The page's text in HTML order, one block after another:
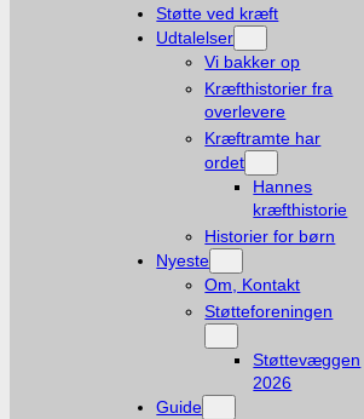
Støtte ved kræft
Udtalelser
Vi bakker op
Kræfthistorier fra
overlevere
Kræftramte har
ordet
Hannes
kræfthistorie
Historier for børn
Nyeste
Om, Kontakt
Støtteforeningen
Støttevæggen
2026
Guide